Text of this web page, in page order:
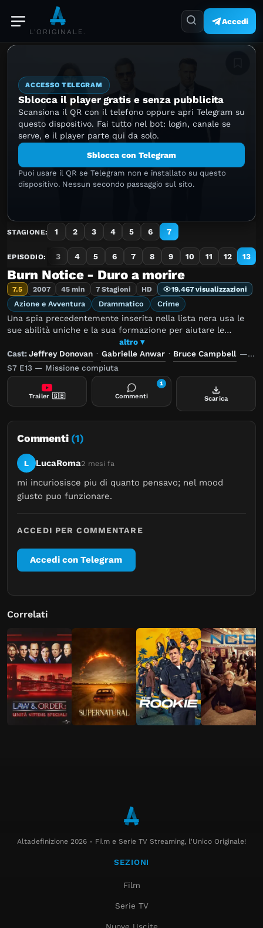
L'ORIGINALE.
Accedi
ACCESSO TELEGRAM
Sblocca il player gratis e senza pubblicita
Scansiona il QR con il telefono oppure apri Telegram su
questo dispositivo. Fai tutto nel bot: login, canale se
serve, e il player parte qui da solo.
Sblocca con Telegram
Puoi usare il QR se Telegram non e installato su questo
dispositivo. Nessun secondo passaggio sul sito.
STAGIONE: 1 2 3 4 5 6 7
EPISODIO:
1 2 3 4 5 6 7 8 9 10 11 12 13
Burn Notice - Duro a morire
7.5 2007 45 min 7 Stagioni HD 19.467 visualizzazioni
Azione e Avventura Drammatico Crime
Una spia precedentemente inserita nella lista nera usa le
sue abilità uniche e la sua formazione per aiutare le
persone in situazioni disperate.
altro ▾
Cast:Jeffrey Donovan · Gabrielle Anwar · Bruce Campbell —
S7 E13 — Missione compiuta
Trailer 🇬🇧 Commenti
1
Scarica
Commenti (1)
L LucaRoma2 mesi fa
mi incuriosisce piu di quanto pensavo; nel mood
giusto puo funzionare.
ACCEDI PER COMMENTARE
Accedi con Telegram
Correlati
Altadefinizione 2026 - Film e Serie TV Streaming, l'Unico Originale!
SEZIONI
Film
Serie TV